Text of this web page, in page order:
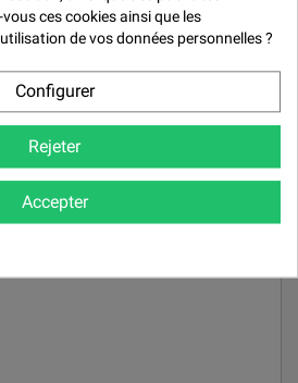
ces cookies ainsi que les
de vos données personnelles ?
Configurer
Rejeter
Accepter